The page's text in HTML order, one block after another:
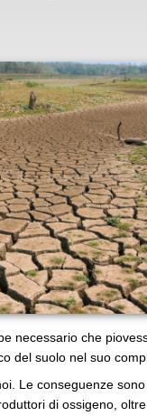
necessario che
del suolo nel suo
Le conseguenze
di ossigeno,